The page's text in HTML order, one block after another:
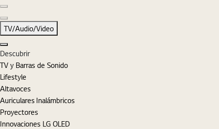
Diapositiva siguiente
TV/Audio/Video
Cerrar
Descubrir
TV y Barras de Sonido
Lifestyle
Altavoces
Auriculares Inalámbricos
Proyectores
Innovaciones LG OLED